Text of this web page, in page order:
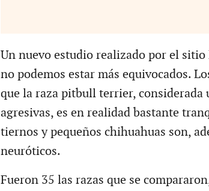
Un nuevo estudio realizado por el
no podemos estar más equivocados.
que la raza pitbull terrier, considerada
agresivas, es en realidad bastante
tiernos y pequeños chihuahuas son,
neuróticos.
Fueron 35 las razas que se